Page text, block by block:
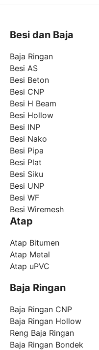
Besi dan Baja
Baja Ringan
Besi AS
Besi Beton
Besi CNP
Besi H Beam
Besi Hollow
Besi INP
Besi Nako
Besi Pipa
Besi Plat
Besi Siku
Besi UNP
Besi WF
Besi Wiremesh
Atap
Atap Bitumen
Atap Metal
Atap uPVC
Baja Ringan
Baja Ringan CNP
Baja Ringan Hollow
Reng Baja Ringan
Baja Ringan Bondek